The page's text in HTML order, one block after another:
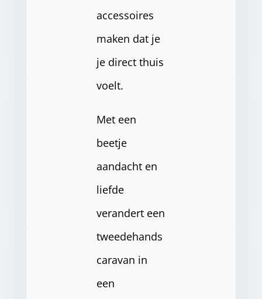
accessoires
maken dat je
je direct thuis
voelt.
Met een
beetje
aandacht en
liefde
verandert een
tweedehands
caravan in
een